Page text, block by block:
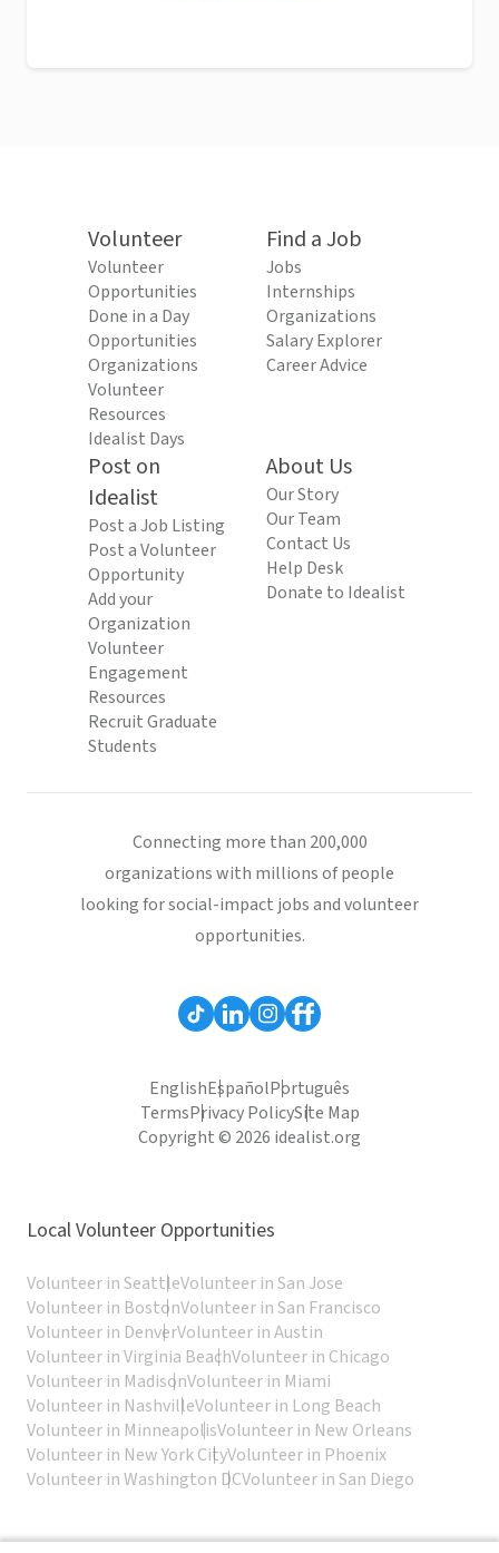
Volunteer
Volunteer
Opportunities
Done in a Day
Opportunities
Organizations
Volunteer
Resources
Idealist Days
Find a Job
Jobs
Internships
Organizations
Salary Explorer
Career Advice
Post on
Idealist
Post a Job Listing
Post a Volunteer
Opportunity
Add your
Organization
Volunteer
Engagement
Resources
Recruit Graduate
Students
About Us
Our Story
Our Team
Contact Us
Help Desk
Donate to Idealist
Connecting more than 200,000
organizations with millions of people
looking for social-impact jobs and volunteer
opportunities.
EnglishEspañolPortuguês
TermsPrivacy PolicySite Map
Copyright © 2026 idealist.org
Local Volunteer Opportunities
Volunteer in SeattleVolunteer in San Jose
Volunteer in BostonVolunteer in San Francisco
Volunteer in DenverVolunteer in Austin
Volunteer in Virginia BeachVolunteer in Chicago
Volunteer in MadisonVolunteer in Miami
Volunteer in NashvilleVolunteer in Long Beach
Volunteer in MinneapolisVolunteer in New Orleans
Volunteer in New York CityVolunteer in Phoenix
Volunteer in Washington DCVolunteer in San Diego